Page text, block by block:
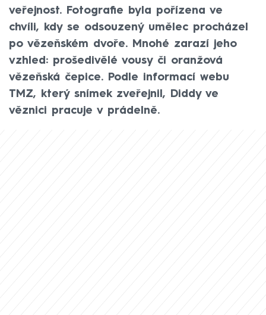
veřejnost. Fotografie byla pořízena ve
chvíli, kdy se odsouzený umělec procházel
po vězeňském dvoře. Mnohé zarazí jeho
vzhled: prošedivělé vousy či oranžová
vězeňská čepice. Podle informací webu
TMZ, který snímek zveřejnil, Diddy ve
věznici pracuje v prádelně.